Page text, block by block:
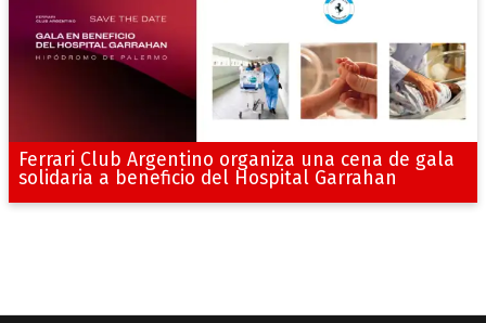
Ferrari Club Argentino organiza una cena de gala
solidaria a beneficio del Hospital Garrahan